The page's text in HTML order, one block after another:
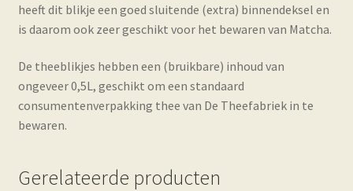
heeft dit blikje een goed sluitende (extra) binnendeksel en
is daarom ook zeer geschikt voor het bewaren van Matcha.
De theeblikjes hebben een (bruikbare) inhoud van
ongeveer 0,5L, geschikt om een standaard
consumentenverpakking thee van De Theefabriek in te
bewaren.
Gerelateerde producten